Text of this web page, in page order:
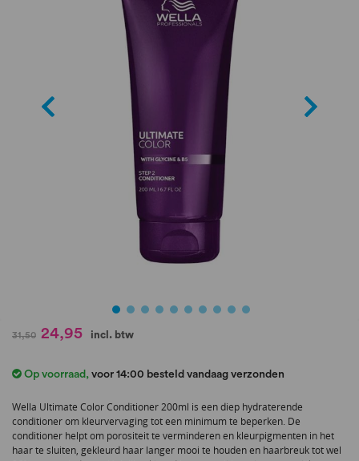
Op voorraad , voor 14:00 besteld vandaag verzonden
24,95
31,50 incl. btw
Wella Ultimate Color Conditioner 200ml is een diep hydraterende
conditioner om kleurvervaging tot een minimum te beperken. De
conditioner helpt om porositeit te verminderen en kleurpigmenten in het
haar te sluiten, gekleurd haar langer mooi te houden en haarbreuk tot wel
begin
afbeeldingen-
gallerij